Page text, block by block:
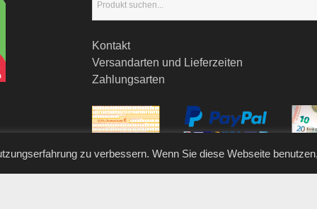
Kontakt
Versandarten und Lieferzeiten
Zahlungsarten
zu verbessern. Wenn Sie diese Webseite